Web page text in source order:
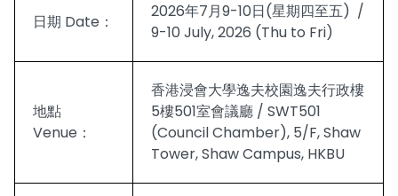
日期 Date：
2026年7月9-10日(星期四至五) /
9-10 July, 2026 (Thu to Fri)
地點
Venue：
香港浸會大學逸夫校園逸夫行政樓
5樓501室會議廳 / SWT501
(Council Chamber), 5/F, Shaw
Tower, Shaw Campus, HKBU